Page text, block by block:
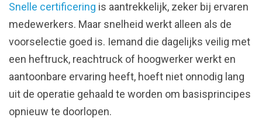
Snelle certificering is aantrekkelijk, zeker bij ervaren
medewerkers. Maar snelheid werkt alleen als de
voorselectie goed is. Iemand die dagelijks veilig met
een heftruck, reachtruck of hoogwerker werkt en
aantoonbare ervaring heeft, hoeft niet onnodig lang
uit de operatie gehaald te worden om basisprincipes
opnieuw te doorlopen.